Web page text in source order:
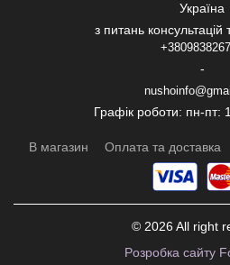
Україна
з питань
-
Графік роботи: пн-пт:
В магазин Оплата та доставка
© 2026 All right
Рoзробка сайту